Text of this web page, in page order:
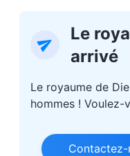
Le
arrivé
Le royaume de
hommes ! Voulez-
Contactez-